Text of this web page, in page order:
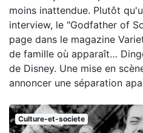
moins inattendue. Plutôt
interview, le "Godfather of
page dans le magazine
de famille où apparaît…
de Disney. Une mise en
annoncer une séparation
Culture-et-societe